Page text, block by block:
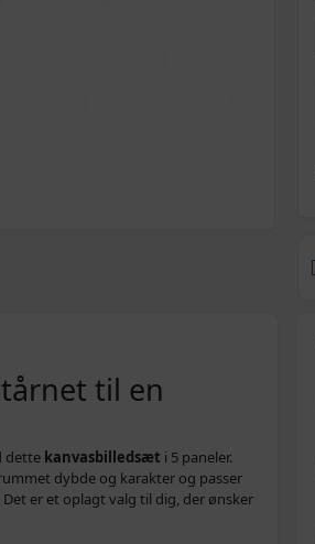
til en
dette kanvasbilledsæt i 5 paneler.
dybde og karakter og passer
er et oplagt valg til dig, der ønsker